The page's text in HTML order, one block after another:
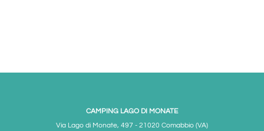
CAMPING LAGO DI MONATE
Via Lago di Monate, 497 - 21020 Comabbio (VA)